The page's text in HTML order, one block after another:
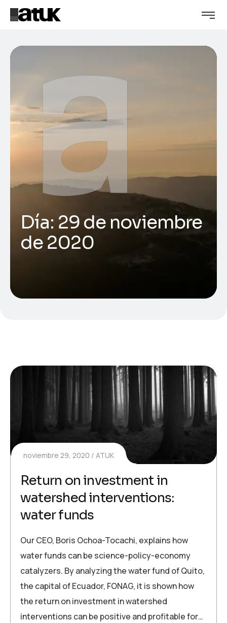
Día: 29 de noviembre
de 2020
noviembre 29, 2020 ATUK
Return on investment in
watershed interventions:
water funds
Our CEO, Boris Ochoa-Tocachi, explains how
water funds can be science-policy-economy
catalyzers. By analyzing the water fund of Quito,
the capital of Ecuador, FONAG, it is shown how
the return on investment in watershed
interventions can be positive and profitable for…